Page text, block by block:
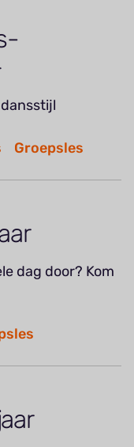
Groepsles
dag door? Kom